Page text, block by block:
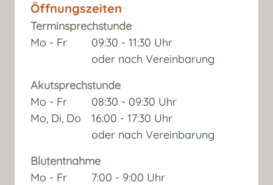
Öffnungszeiten
Terminsprechstunde
Mo - Fr
09:30 - 11:30 Uhr
oder nach Vereinbarung
Akutsprechstunde
Mo - Fr
08:30 - 09:30 Uhr
Mo, Di, Do
16:00 - 17:30 Uhr
oder nach Vereinbarung
Blutentnahme
Mo - Fr
7:00 - 9:00 Uhr